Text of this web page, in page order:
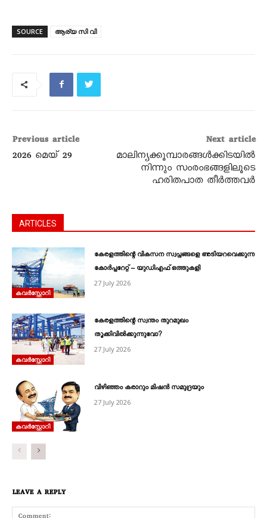
SOURCE ആര്യ സി വി
Previous article
2026 മെയ്‌ 29
Next article
മാലിന്യക്കൂമ്പാരങ്ങൾക്കിടയിൽ
നിന്നും സംരംഭങ്ങളിലൂടെ
ഹരിതപാത തീർത്തവർ
ARTICLES
കവര്‍സ്റ്റോറി
കേരളത്തിന്റെ വികസന സ്വപ്നങ്ങളെ അടിയറവെക്കുന്ന
കോർപ്പറേറ്റ് – യുഡിഎഫ് ഒത്തുകളി
27 July 2026
കവര്‍സ്റ്റോറി
കേരളത്തിന്റെ സ്വന്തം തുറമുഖം
തൂക്കിവിൽക്കുന്നുവോ?
27 July 2026
കവര്‍സ്റ്റോറി
വിഴിഞ്ഞം കരാറും മിഷൻ സമുദ്രയും
27 July 2026
LEAVE A REPLY